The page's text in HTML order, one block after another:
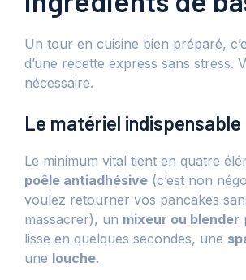
Un tour en cuisine bien préparé,
d’une recette express sans stress.
nécessaire.
Le matériel indispensable
Le minimum vital tient en quatre
poêle antiadhésive (c’est non
voulez retourner vos pancakes
massacrer), un mixeur ou blender
lisse en quelques secondes, une
une louche.